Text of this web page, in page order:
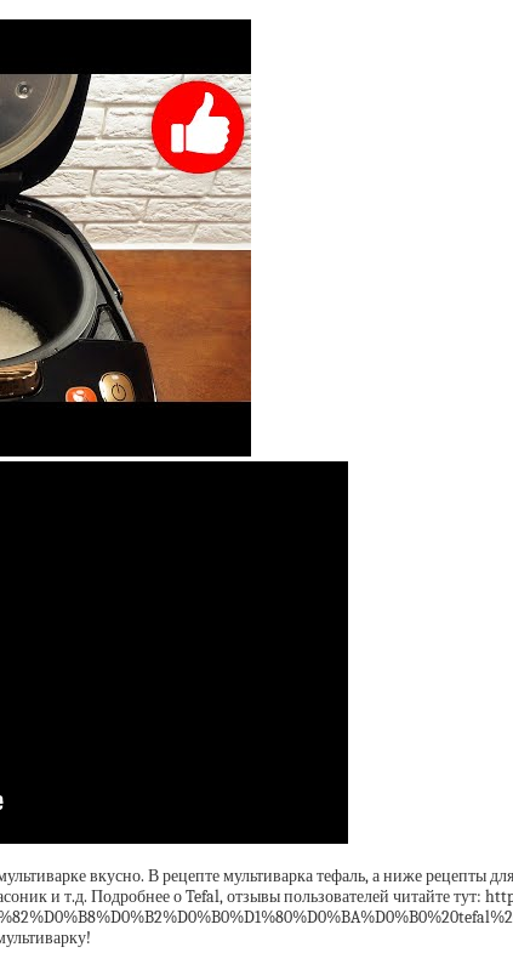
вкусно. В рецепте мультиварка тефаль, а ниже рецепты
и т.д. Подробнее о Tefal, отзывы пользователей читайте